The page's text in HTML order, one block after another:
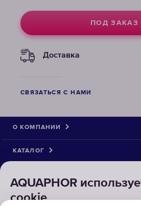
ПОД ЗАКАЗ
Доставка
СВЯЗАТЬСЯ С НАМИ
AQUAPHOR
cookie
О КОМПАНИИ
КАТАЛОГ
ВОЗВРАТ ТОВАРА